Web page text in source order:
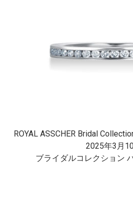
ROYAL ASSCHER Bridal
2025年3月
ブライダルコレクション